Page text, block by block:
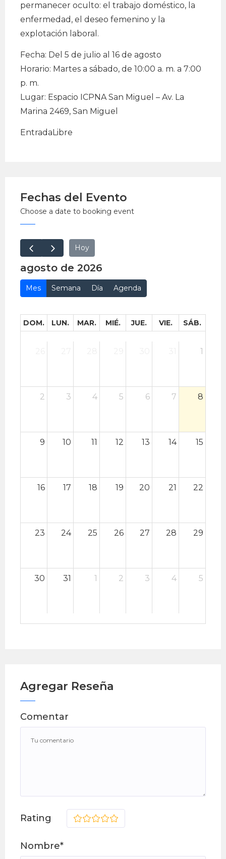
permanecer oculto: el trabajo doméstico, la
enfermedad, el deseo femenino y la
explotación laboral.
Fecha: Del 5 de julio al 16 de agosto
Horario: Martes a sábado, de 10:00 a. m. a 7:00
p. m.
Lugar: Espacio ICPNA San Miguel – Av. La
Marina 2469, San Miguel
EntradaLibre
Fechas del Evento
Choose a date to booking event
Hoy
agosto de 2026
Mes Semana Día Agenda
DOM. LUN. MAR. MIÉ. JUE. VIE. SÁB.
1
2 3 4 5 6 7 8
9 10 11 12 13 14 15
16 17 18 19 20 21 22
23 24 25 26 27 28 29
30 31 1 2 3 4 5
Agregar Reseña
Comentar
Rating 5
4
3
2
Nombre*